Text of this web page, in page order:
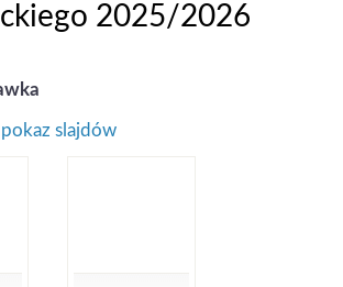
2025/2026
slajdów